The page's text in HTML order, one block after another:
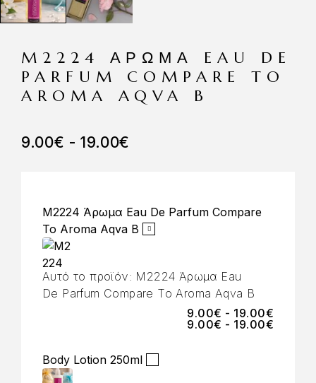
M2224 ΆΡΩΜΑ EAU DE
PARFUM COMPARE TO
AROMA AQVA B
9.00€ - 19.00€
M2224 Άρωμα Eau De Parfum Compare
To Aroma Aqva B
Αυτό το προϊόν: M2224 Άρωμα Eau
De Parfum Compare To Aroma Aqva B
9.00€ - 19.00€
9.00€ - 19.00€
Body Lotion 250ml